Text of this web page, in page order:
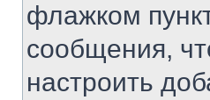
флажком
сообщения,
настроить